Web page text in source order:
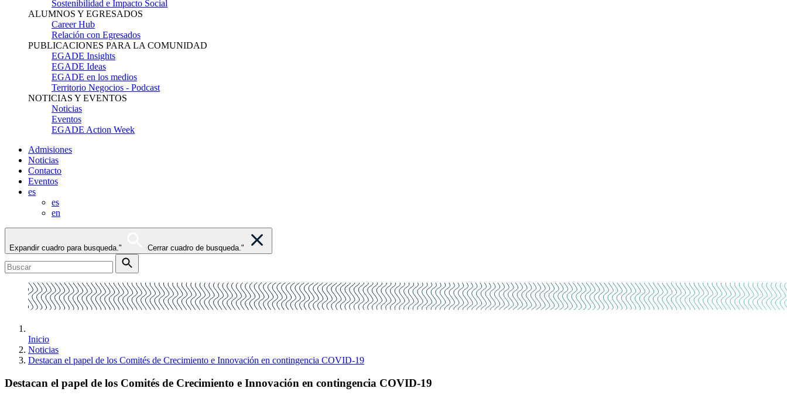
Sostenibilidad e Impacto Social
ALUMNOS Y EGRESADOS
Career Hub
Relación con Egresados
PUBLICACIONES PARA LA COMUNIDAD
EGADE Insights
EGADE Ideas
EGADE en los medios
Territorio Negocios - Podcast
NOTICIAS Y EVENTOS
Noticias
Eventos
EGADE Action Week
Admisiones
Noticias
Contacto
Eventos
es
es
en
Expandir cuadro para busqueda." Cerrar cuadro de busqueda."
Inicio
Noticias
Destacan el papel de los Comités de Crecimiento e Innovación en contingencia COVID-19
Destacan el papel de los Comités de Crecimiento e Innovación en contingencia COVID-19